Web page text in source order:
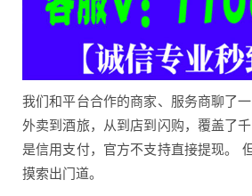
我们和平台合作的商家、服务商聊了
外卖到酒旅，从到店到闪购，覆盖了
是信用支付，官方不支持直接提现。
摸索出门道。